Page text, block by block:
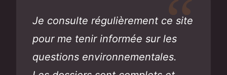
Je consulte régulièrement ce site
pour me tenir informée sur les
questions environnementales.